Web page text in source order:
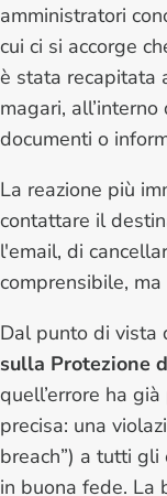
amministratori
cui ci si accorge
è stata recapitata
magari,
documenti o
La reazione più
contattare il
l'email, di
comprensibile,
Dal punto di vista
sulla Protezione
quell’errore ha
precisa: una
breach”) a tutti
in buona fede. La